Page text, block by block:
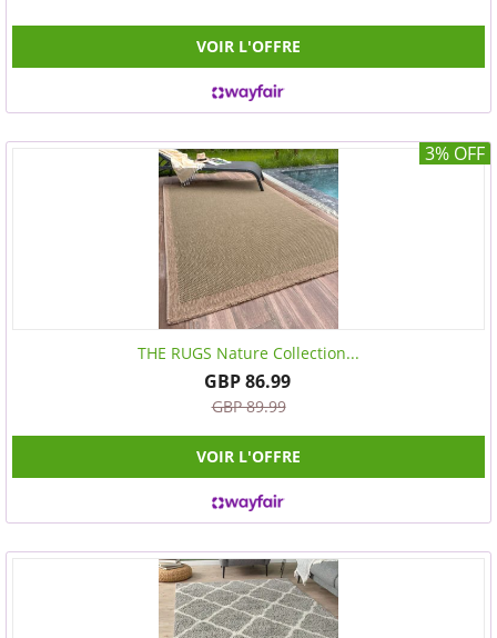
VOIR L'OFFRE
3% OFF
THE RUGS Nature Collection...
GBP 86.99
GBP 89.99
VOIR L'OFFRE